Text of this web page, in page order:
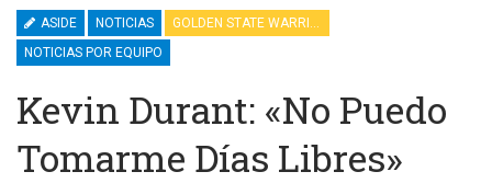
ASIDE NOTICIAS
NOTICIAS POR EQUIPO
Kevin Durant: «No Puedo
Tomarme Días Libres»